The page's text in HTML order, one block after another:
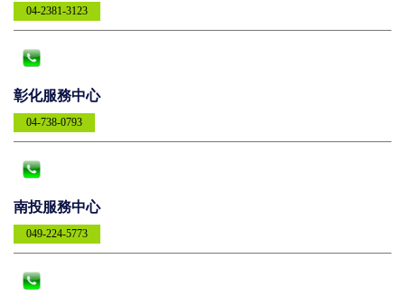
04-2381-3123
彰化服務中心
04-738-0793
南投服務中心
049-224-5773